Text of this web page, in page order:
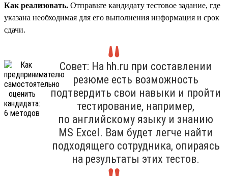
Как реализовать. Отправьте кандидату тестовое задание, где
указана необходимая для его выполнения информация и срок
сдачи.
Совет: На hh.ru при составлении
резюме есть возможность
подтвердить свои навыки и пройти
тестирование, например,
по английскому языку и знанию
MS Excel. Вам будет легче найти
подходящего сотрудника, опираясь
на результаты этих тестов.